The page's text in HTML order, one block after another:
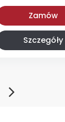
Zamów
Szczegóły